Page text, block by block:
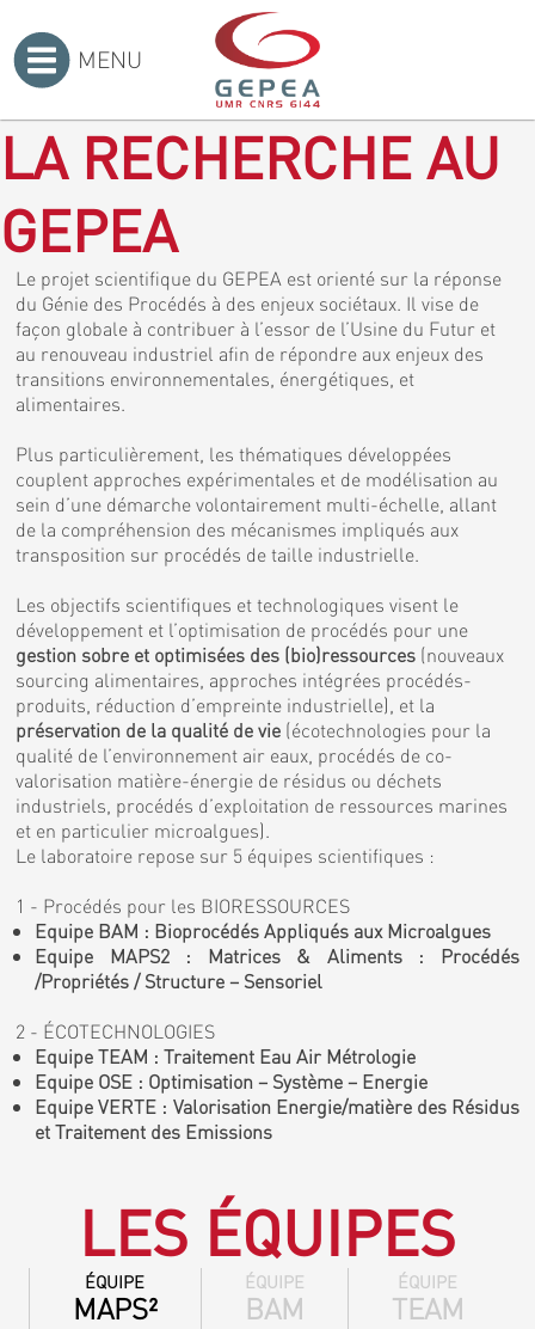
MENU
LA RECHERCHE AU
GEPEA
Le projet scientifique du GEPEA est orienté sur la réponse
du Génie des Procédés à des enjeux sociétaux. Il vise de
façon globale à contribuer à l’essor de l’Usine du Futur et
au renouveau industriel afin de répondre aux enjeux des
transitions environnementales, énergétiques, et
alimentaires.
Plus particulièrement, les thématiques développées
couplent approches expérimentales et de modélisation au
sein d’une démarche volontairement multi-échelle, allant
de la compréhension des mécanismes impliqués aux
transposition sur procédés de taille industrielle.
Les objectifs scientifiques et technologiques visent le
développement et l’optimisation de procédés pour une
gestion sobre et optimisées des (bio)ressources (nouveaux
sourcing alimentaires, approches intégrées procédés-
produits, réduction d’empreinte industrielle), et la
préservation de la qualité de vie (écotechnologies pour la
qualité de l’environnement air eaux, procédés de co-
valorisation matière-énergie de résidus ou déchets
industriels, procédés d’exploitation de ressources marines
et en particulier microalgues).
Le laboratoire repose sur 5 équipes scientifiques :
1 - Procédés pour les BIORESSOURCES
Equipe BAM : Bioprocédés Appliqués aux Microalgues
Equipe MAPS2 : Matrices & Aliments : Procédés
/Propriétés / Structure – Sensoriel
2 - ÉCOTECHNOLOGIES
Equipe TEAM : Traitement Eau Air Métrologie
Equipe OSE : Optimisation – Système – Energie
Equipe VERTE : Valorisation Energie/matière des Résidus
et Traitement des Emissions
LES ÉQUIPES
ÉQUIPE
MAPS²
ÉQUIPE
BAM
ÉQUIPE
TEAM